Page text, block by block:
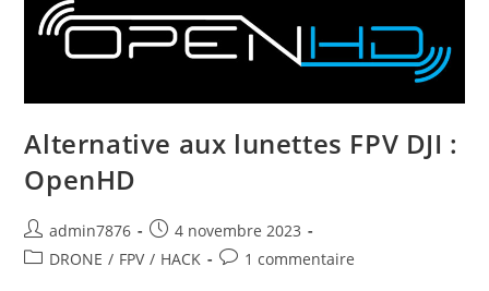
Coût
Réduit
Alternative aux lunettes FPV DJI :
OpenHD
Auteur/autrice
de
admin7876
Publication
publiée :
4 novembre 2023
PostDRONE / FPV / HACK
Commentaires
1 commentaire